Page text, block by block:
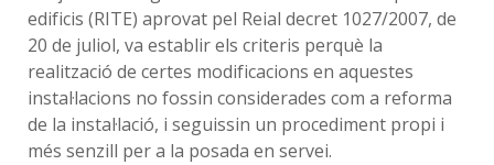
edificis (RITE) aprovat pel Reial decret 1027/2007, de
20 de juliol, va establir els criteris perquè la
realització de certes modificacions en aquestes
instal·lacions no fossin considerades com a reforma
de la instal·lació, i seguissin un procediment propi i
més senzill per a la posada en servei.